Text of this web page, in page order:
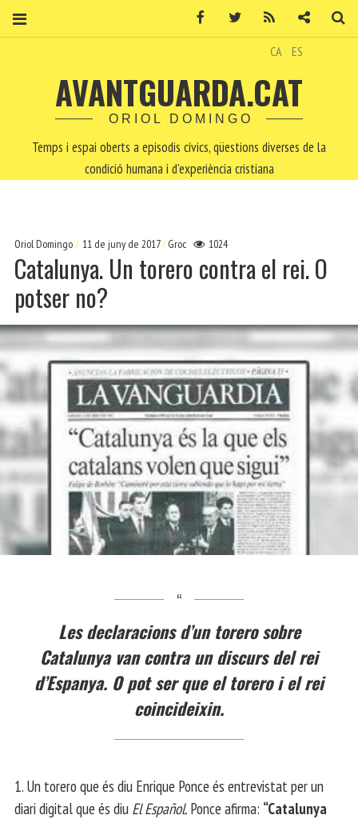
CA ES
AVANTGUARDA.CAT
ORIOL DOMINGO
Temps i espai oberts a episodis cívics, qüestions diverses de la
condició humana i d'experiència cristiana
Oriol Domingo 11 de juny de 2017 Groc 1024
Catalunya. Un torero contra el rei. O
potser no?
Les declaracions d’un torero sobre
Catalunya van contra un discurs del rei
d’Espanya. O pot ser que el torero i el rei
coincideixin.
1. Un torero que és diu Enrique Ponce és entrevistat per un
diari digital que és diu El Español. Ponce afirma: “Catalunya
Facebook Twitter Contacte